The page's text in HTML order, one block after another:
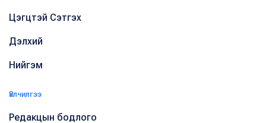
Цэгцтэй Сэтгэх
Дэлхий
Нийгэм
Үйлчилгээ
Редакцын бодлого